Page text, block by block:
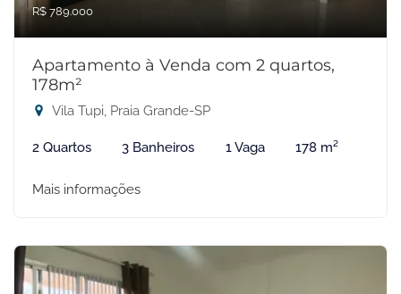
R$ 789.000
Apartamento à Venda com 2 quartos,
178m²
Vila Tupi, Praia Grande-SP
2 Quartos 3 Banheiros 1 Vaga 178 m²
Mais informações